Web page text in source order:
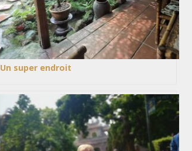
Un super endroit